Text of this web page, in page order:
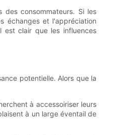
consommateurs. Si les
échanges et l'appréciation
est clair que les influences
potentielle. Alors que la
à accessoiriser leurs
à un large éventail de